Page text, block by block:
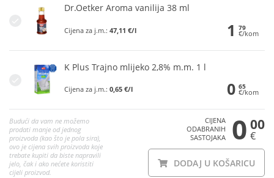
Dr.Oetker Aroma vanilija 38 ml
Cijena za j.m.: 47,11 €/l 1 79
€/kom
K Plus Trajno mlijeko 2,8% m.m. 1 l
Cijena za j.m.: 0,65 €/l 0 65
€/kom
Budući da vam ne možemo
prodati manje od jednog
proizvoda (kao što je pola sira),
ovo je cijena svih proizvoda koje
trebate kupiti da biste napravili
jelo, čak i ako nećete koristiti
cijeli proizvod.
CIJENA
ODABRANIH
SASTOJAKA
0 00
€
DODAJ U KOŠARICU